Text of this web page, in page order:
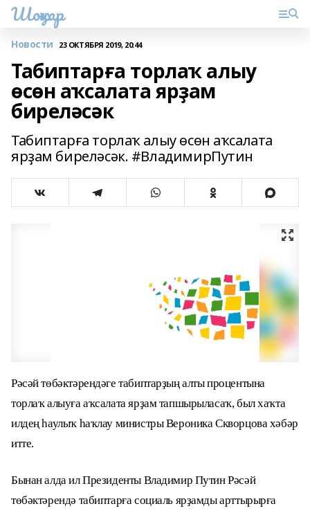
Шоңҡар
Новости 23 ОКТЯБРЯ 2019, 20:44
Табиптарға торлаҡ алыу
өсөн аҡсалата ярҙам
биреләсәк
Табиптарға торлаҡ алыу өсөн аҡсалата
ярҙам биреләсәк. #ВладимирПутин
Рәсәй төбәктәрендәге табиптарҙың алты процентына
торлаҡ алыуға аҡсалата ярҙам тапшырыласаҡ, был хаҡта
илдең һаулыҡ һаҡлау министры Вероника Скворцова хәбәр
итте.
Бынан алда ил Президенты Владимир Путин Рәсәй
төбәктәрендә табиптарға социаль ярҙамды арттырырға